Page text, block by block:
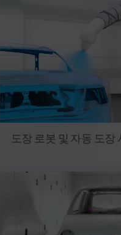
도장 로봇 및 자동 도장